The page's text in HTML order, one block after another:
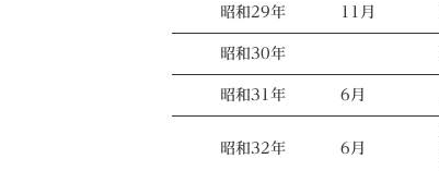
昭和29年 11月
昭和30年
昭和31年 6月
昭和32年 6月